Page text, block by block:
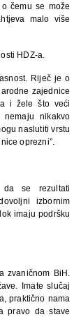
čemu se može
malo više
HDZ-a.
Riječ je o
zajednice
i žele što veći
nikakvo
naslutiti vrstu
oprezni”.
se rezultati
izbornim
imaju podršku
zvaničnom BiH.
Imate slučaj
praktično nama
pravo da stave